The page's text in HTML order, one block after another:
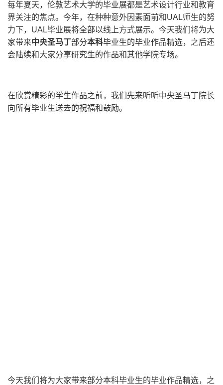
每年夏天，伦敦艺术大学的毕业展都是艺术设计行业和教育
界关注的焦点。今年，在种种意外因素面前和UAL师生的努
力下，UAL毕业展将全部以线上方式展示。今天我们将为大
家带来中央圣马丁部分本科毕业生的毕业作品精选，之后还
会陆续和大家分享研究生的作品和其他学院专场。
在欣赏精彩的学生作品之前，我们先来听听中央圣马丁院长
向所有毕业生送去的祝福和鼓励。
今天我们将为大家带来部分本科毕业生的毕业作品精选，之